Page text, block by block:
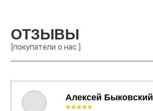
ОТЗЫВЫ
[покупатели о нас ]
Алексей Быковский
★★★★★